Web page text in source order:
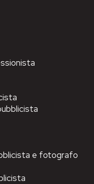
e fotografo